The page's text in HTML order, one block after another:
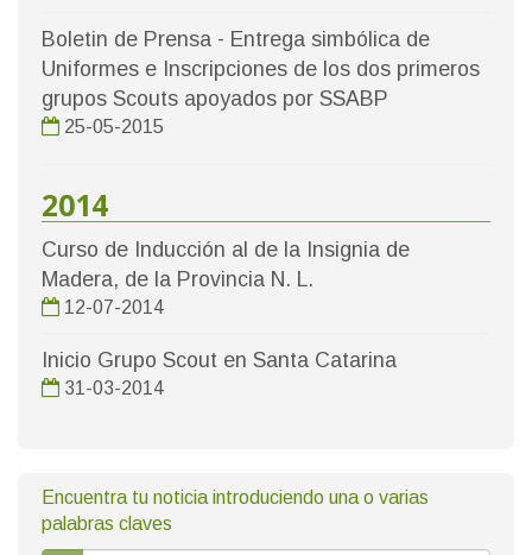
Boletin de Prensa - Entrega simbólica de
Uniformes e Inscripciones de los dos primeros
grupos Scouts apoyados por SSABP
25-05-2015
2014
Curso de Inducción al de la Insignia de
Madera, de la Provincia N. L.
12-07-2014
Inicio Grupo Scout en Santa Catarina
31-03-2014
Encuentra tu noticia introduciendo una o varias
palabras claves